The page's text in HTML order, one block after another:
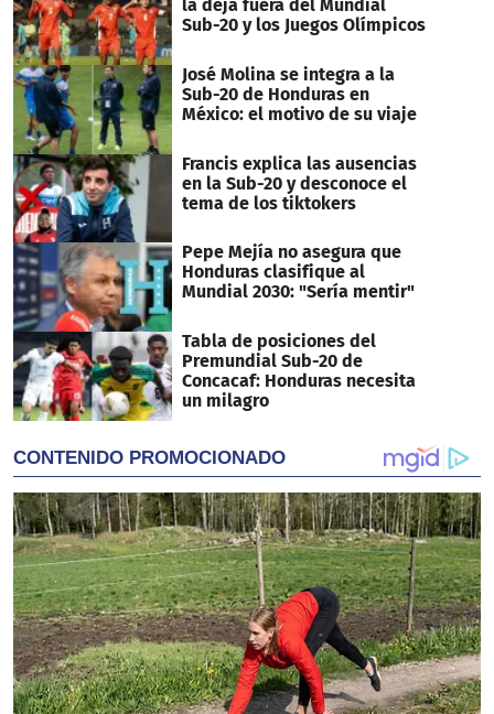
la deja fuera del Mundial
Sub-20 y los Juegos Olímpicos
José Molina se integra a la
Sub-20 de Honduras en
México: el motivo de su viaje
Francis explica las ausencias
en la Sub-20 y desconoce el
tema de los tiktokers
Pepe Mejía no asegura que
Honduras clasifique al
Mundial 2030: "Sería mentir"
Tabla de posiciones del
Premundial Sub-20 de
Concacaf: Honduras necesita
un milagro